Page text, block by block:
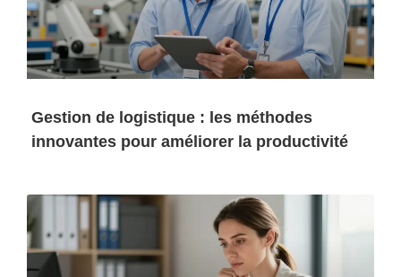
Gestion de logistique : les méthodes
innovantes pour améliorer la productivité